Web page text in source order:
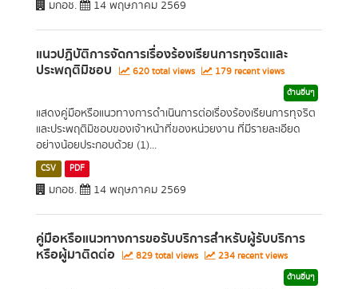
มกอช. 14 พฤษภาคม 2569
แนวปฏิบัติการจัดการเรื่องร้องเรียนการทุจริตและ
ประพฤติมิชอบ 620 total views 179 recent views
ด้านอื่นๆ
แสดงคู่มือหรือแนวทางการดำเนินการต่อเรื่องร้องเรียนการทุจริต
และประพฤติมิชอบของเจ้าหน้าที่ของหน่วยงาน ที่มีรายละเอียด
อย่างน้อยประกอบด้วย (1)...
CSV PDF
มกอช. 14 พฤษภาคม 2569
คู่มือหรือแนวทางการขอรับบริการสำหรับผู้รับบริการ
หรือผู้มาติดต่อ 829 total views 234 recent views
ด้านอื่นๆ